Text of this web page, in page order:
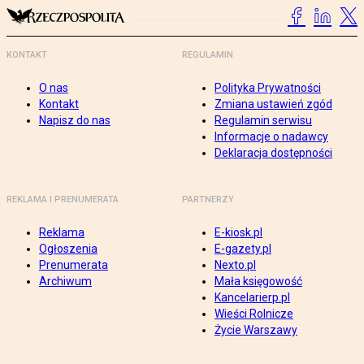
KONTAKT
O nas
Kontakt
Napisz do nas
REGULAMIN
Polityka Prywatności
Zmiana ustawień zgód
Regulamin serwisu
Informacje o nadawcy
Deklaracja dostępności
REKLAMA I PRENUMERATA
Reklama
Ogłoszenia
Prenumerata
Archiwum
PARTNERZY
E-kiosk.pl
E-gazety.pl
Nexto.pl
Mała księgowość
Kancelarierp.pl
Wieści Rolnicze
Życie Warszawy